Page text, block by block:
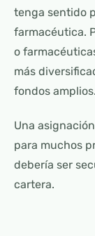
tenga sentido
farmacéutica.
o
más
fondos amplios.
Una
para muchos
debería ser
cartera.